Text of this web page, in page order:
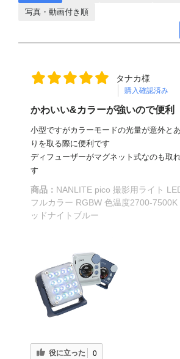
写真・動画付き順
タナカ様
購入確認済み
かわいい&カラーが強いので便利
小型ですがカラーモードの光量が意外と
りを取る際に便利です
ディフューザーがマグネット式なのも取
す
商品： NANLITE pico 撮影用ライト
フルカラー RGBW 色温度2700-7500K
ッドナイトブルー
役に立った 0